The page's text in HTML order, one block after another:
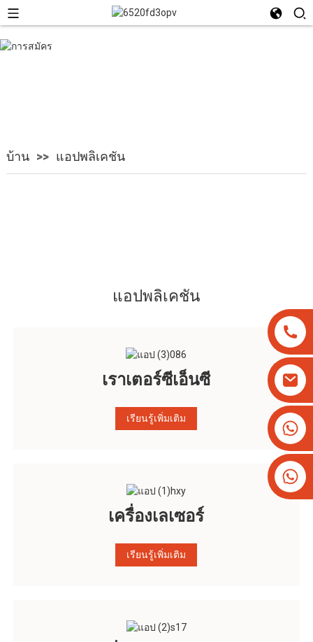
+8613825779334
บ้าน แอปพลิเคชัน
แอปพลิเคชัน
เราเตอร์ซีเอ็นซี
เรียนรู้เพิ่มเติม
เครื่องเลเซอร์
เรียนรู้เพิ่มเติม